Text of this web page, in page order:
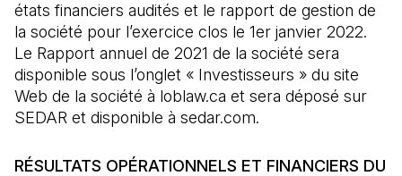
états financiers audités et le rapport de gestion de
la société pour l’exercice clos le 1er janvier 2022.
Le Rapport annuel de 2021 de la société sera
disponible sous l’onglet « Investisseurs » du site
Web de la société à loblaw.ca et sera déposé sur
SEDAR et disponible à sedar.com.
RÉSULTATS OPÉRATIONNELS ET FINANCIERS DU